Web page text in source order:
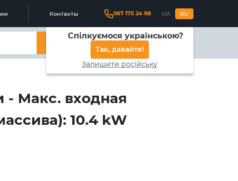
Контакты 067 175 24 98 UA RU
Спілкуємося українською?
Так, давайте!
Залишити російську
- Макс. входная
10.4 kW